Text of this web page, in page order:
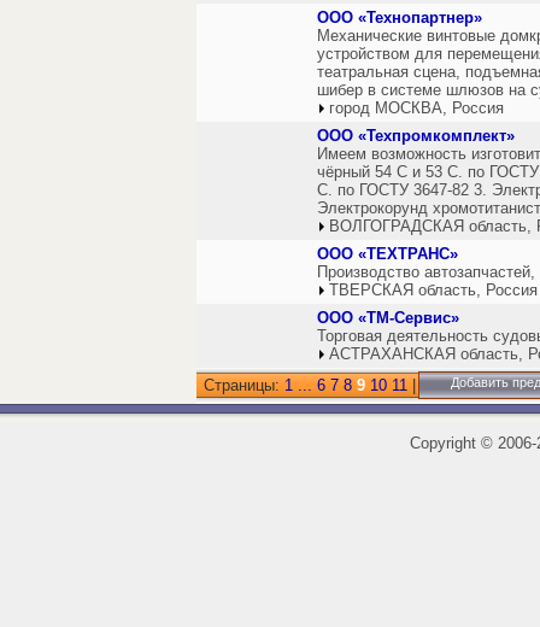
ООО «Технопартнер»
Механические винтовые
устройством для
театральная сцена,
шибер в системе шлюзов на
город МОСКВА, Россия
ООО «Техпромкомплект»
Имеем возможность
чёрный 54 С и 53 С. по
С. по ГОСТУ 3647-82 3.
Электрокорунд
ВОЛГОГРАДСКАЯ область,
ООО «ТЕХТРАНС»
Производство
ТВЕРСКАЯ область, Россия
ООО «ТМ-Сервис»
Торговая деятельность
АСТРАХАНСКАЯ область,
Страницы: 1 ... 6 7 8 9 10 11 Добавить
Copyright ©